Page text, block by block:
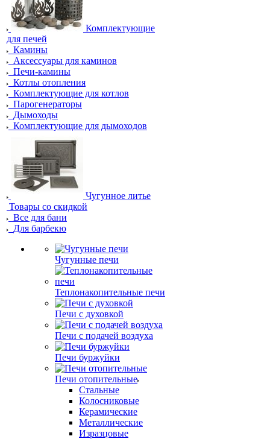
Комплектующие
для печей
Камины
Аксессуары для каминов
Печи-камины
Котлы отопления
Комплектующие для котлов
Парогенераторы
Дымоходы
Комплектующие для дымоходов
Чугунное литье
Товары со скидкой
Все для бани
Для барбекю
Чугунные печи
Теплонакопительные печи
Печи с духовкой
Печи с подачей воздуха
Печи буржуйки
Печи отопительные
Стальные
Колосниковые
Керамические
Металлические
Изразцовые